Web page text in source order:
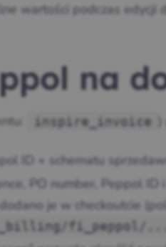
wartości podczas
na
inspire_invoice
ID + schematu
PO number, Peppol
je w checkoutcie
fi_peppol/...